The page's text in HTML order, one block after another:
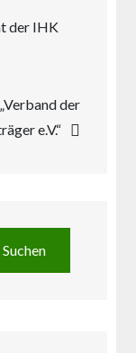
der IHK
der
e.V.“
Suchen